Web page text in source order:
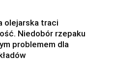
olejarska traci
Niedobór rzepaku
problemem dla